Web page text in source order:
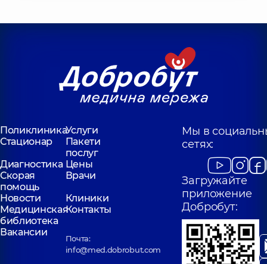
ПоликлиникаУслуги
Стационар
Пакети
послуг
Диагностика Цены
Скорая
помощь
Врачи
Новости
Клиники
Медицинская
библиотека
Контакты
Вакансии
Почта:
info@med.dobrobut.com
Мы в
сетях:
Загружайте
приложение
Добробут: